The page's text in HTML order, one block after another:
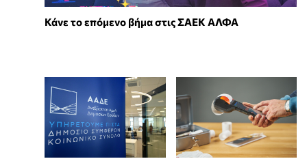
Κάνε το επόμενο βήμα στις ΣΑΕΚ ΑΛΦΑ